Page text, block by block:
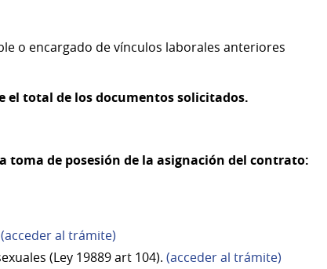
o encargado de vínculos laborales anteriores
el total de los documentos solicitados.
toma de posesión de la asignación del contrato:
(acceder al trámite)
(Ley 19889 art 104). (acceder al trámite)